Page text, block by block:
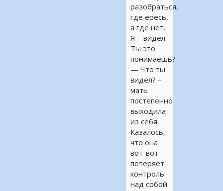
разобраться,
где ересь,
а где нет.
Я – видел.
Ты это
понимаешь?
— Что ты
видел? –
мать
постепенно
выходила
из себя.
Казалось,
что она
вот-вот
потеряет
контроль
над собой